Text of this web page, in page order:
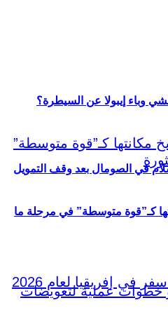
في الصومال بعد وقف التمويل
كـ”قوة متوسطة” في مرحلة ما